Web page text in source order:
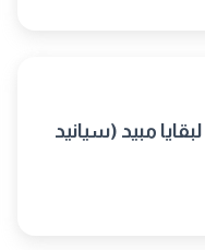
مبيد (سيانيد